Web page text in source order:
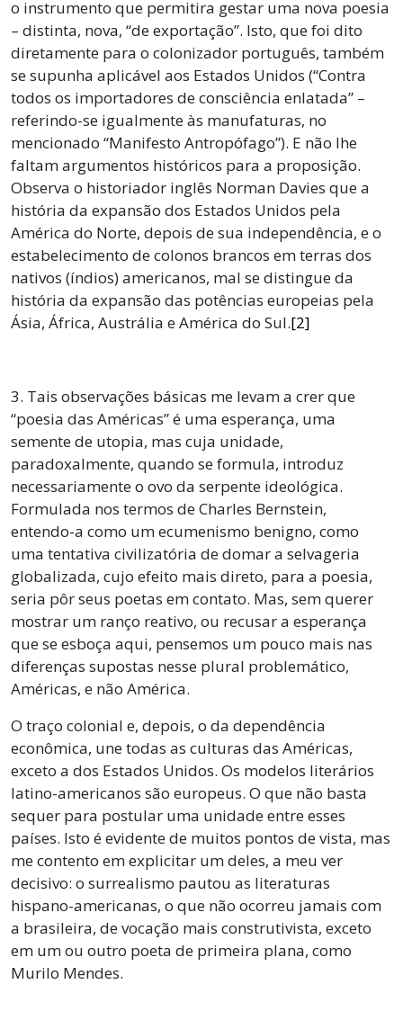
o instrumento que permitira gestar uma nova poesia
– distinta, nova, “de exportação”. Isto, que foi dito
diretamente para o colonizador português, também
se supunha aplicável aos Estados Unidos (“Contra
todos os importadores de consciência enlatada” –
referindo-se igualmente às manufaturas, no
mencionado “Manifesto Antropófago”). E não lhe
faltam argumentos históricos para a proposição.
Observa o historiador inglês Norman Davies que a
história da expansão dos Estados Unidos pela
América do Norte, depois de sua independência, e o
estabelecimento de colonos brancos em terras dos
nativos (índios) americanos, mal se distingue da
história da expansão das potências europeias pela
Ásia, África, Austrália e América do Sul.[2]
3. Tais observações básicas me levam a crer que
“poesia das Américas” é uma esperança, uma
semente de utopia, mas cuja unidade,
paradoxalmente, quando se formula, introduz
necessariamente o ovo da serpente ideológica.
Formulada nos termos de Charles Bernstein,
entendo-a como um ecumenismo benigno, como
uma tentativa civilizatória de domar a selvageria
globalizada, cujo efeito mais direto, para a poesia,
seria pôr seus poetas em contato. Mas, sem querer
mostrar um ranço reativo, ou recusar a esperança
que se esboça aqui, pensemos um pouco mais nas
diferenças supostas nesse plural problemático,
Américas, e não América.
O traço colonial e, depois, o da dependência
econômica, une todas as culturas das Américas,
exceto a dos Estados Unidos. Os modelos literários
latino-americanos são europeus. O que não basta
sequer para postular uma unidade entre esses
países. Isto é evidente de muitos pontos de vista, mas
me contento em explicitar um deles, a meu ver
decisivo: o surrealismo pautou as literaturas
hispano-americanas, o que não ocorreu jamais com
a brasileira, de vocação mais construtivista, exceto
em um ou outro poeta de primeira plana, como
Murilo Mendes.